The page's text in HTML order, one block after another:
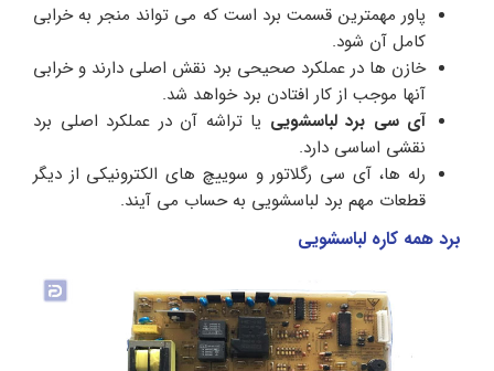
پاور مهمترین قسمت برد است که می تواند منجر به خرابی
کامل آن شود.
خازن ها در عملکرد صحیحی برد نقش اصلی دارند و خرابی
آنها موجب از کار افتادن برد خواهد شد.
آی سی برد لباسشویی یا تراشه آن در عملکرد اصلی برد
نقشی اساسی دارد.
رله ها، آی سی رگلاتور و سوییچ های الکترونیکی از دیگر
قطعات مهم برد لباسشویی به حساب می آیند.
برد همه کاره لباسشویی